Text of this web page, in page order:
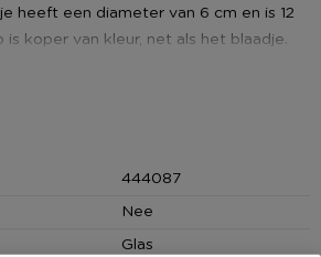
heeft een diameter van 6 cm en is 12
is koper van kleur, net als het blaadje.
herfstgevoel. Er zijn 3 verschillende
Je ontvangt van iedere variant
444087
Nee
Glas